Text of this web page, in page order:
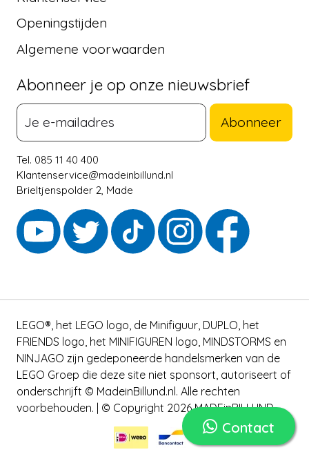
Contact
Openingstijden
Algemene voorwaarden
Abonneer je op onze nieuwsbrief
Abonneer
Tel. 085 11 40 400
Klantenservice@madeinbillund.nl
Brieltjenspolder 2, Made
LEGO®, het LEGO logo, de Minifiguur, DUPLO, het
FRIENDS logo, het MINIFIGUREN logo, MINDSTORMS en
NINJAGO zijn gedeponeerde handelsmerken van de
LEGO Groep die deze site niet sponsort, autoriseert of
onderschrijft © MadeinBillund.nl. Alle rechten
voorbehouden. | © Copyright 2026 MADEinBILLUND